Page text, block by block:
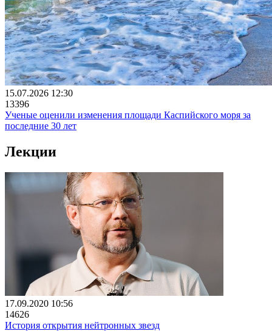
15.07.2026 12:30
13396
Ученые оценили изменения площади Каспийского моря за
последние 30 лет
Лекции
17.09.2020 10:56
14626
История открытия нейтронных звезд